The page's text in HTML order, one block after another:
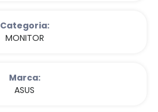
Categoria:
MONITOR
Marca:
ASUS